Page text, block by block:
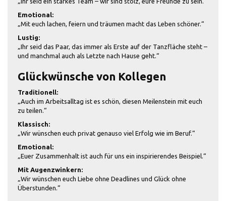
Emotional:
„Mit euch lachen, feiern und träumen macht das Leben schöner.“
Lustig:
„Ihr seid das Paar, das immer als Erste auf der Tanzfläche steht –
und manchmal auch als Letzte nach Hause geht.“
Glückwünsche von Kollegen
Traditionell:
„Auch im Arbeitsalltag ist es schön, diesen Meilenstein mit euch
zu teilen.“
Klassisch:
„Wir wünschen euch privat genauso viel Erfolg wie im Beruf.“
Emotional:
„Euer Zusammenhalt ist auch für uns ein inspirierendes Beispiel.“
Mit Augenzwinkern:
„Wir wünschen euch Liebe ohne Deadlines und Glück ohne
Überstunden.“